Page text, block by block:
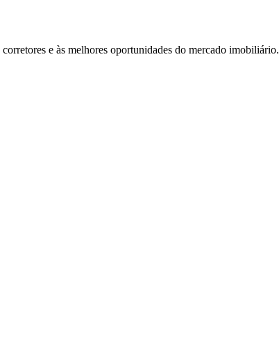
e às melhores oportunidades do mercado imobiliário.